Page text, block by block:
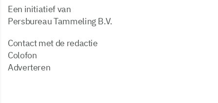
Een initiatief van
Persbureau Tammeling B.V.
Contact met de redactie
Colofon
Adverteren